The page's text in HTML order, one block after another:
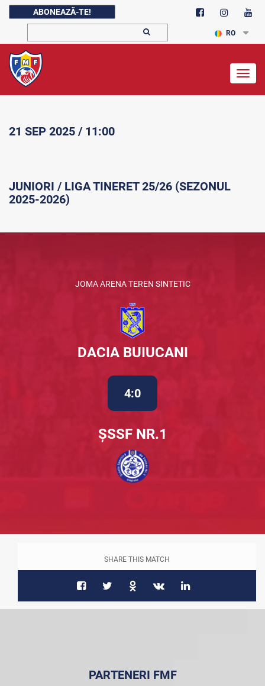
ABONEAZĂ-TE!
RO
21 SEP 2025 / 11:00
JUNIORI / LIGA TINERET 25/26 (SEZONUL
2025-2026)
JOMA ARENA TEREN SINTETIC
DACIA BUIUCANI
4:0
ȘSSF NR.1
SHARE THIS MATCH
PARTENERI FMF